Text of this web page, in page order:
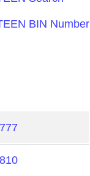
BIN Number